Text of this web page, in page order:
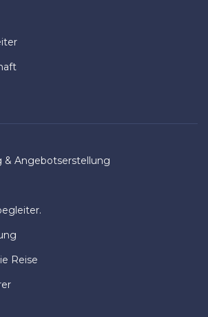
& Angebotserstellung
Reise